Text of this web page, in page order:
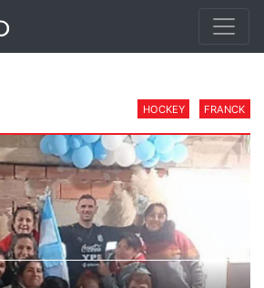
HOCKEY FRANCK